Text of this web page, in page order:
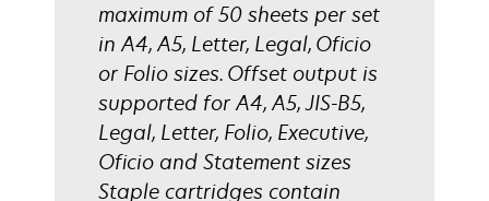
maximum of 50 sheets per set
in A4, A5, Letter, Legal, Oficio
or Folio sizes. Offset output is
supported for A4, A5, JIS-B5,
Legal, Letter, Folio, Executive,
Oficio and Statement sizes
Staple cartridges contain